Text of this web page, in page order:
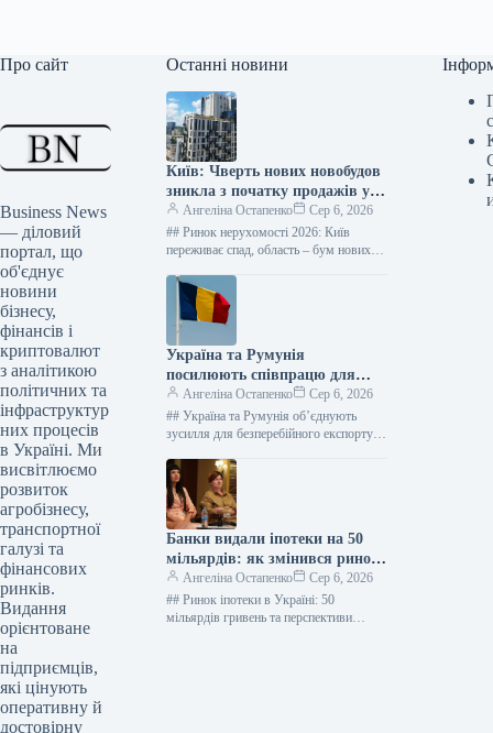
Про сайт
Business News
— діловий
портал, що
об'єднує
новини
бізнесу,
фінансів і
криптовалют
з аналітикою
політичних та
інфраструктур
них процесів
в Україні. Ми
висвітлюємо
розвиток
агробізнесу,
транспортної
галузі та
фінансових
ринків.
Видання
орієнтоване
на
підприємців,
які цінують
оперативну й
достовірну
Останні новини
Київ: Чверть нових новобудов
зникла з початку продажів у
2026 році – дані “ЛУН”
Ангеліна Остапенко
Сер 6, 2026
## Ринок нерухомості 2026: Київ
переживає спад, область – бум нових
Гришина Від початку 2026 року…
Україна та Румунія
посилюють співпрацю для
розширення логістики порту
Констанца
Ангеліна Остапенко
Сер 6, 2026
## Україна та Румунія об’єднують
зусилля для безперебійного експорту
стратегічний союзник ### Ключові
кроки для подолання…
Банки видали іпотеки на 50
мільярдів: як змінився ринок
кредитування
Ангеліна Остапенко
Сер 6, 2026
## Ринок іпотеки в Україні: 50
мільярдів гривень та перспективи